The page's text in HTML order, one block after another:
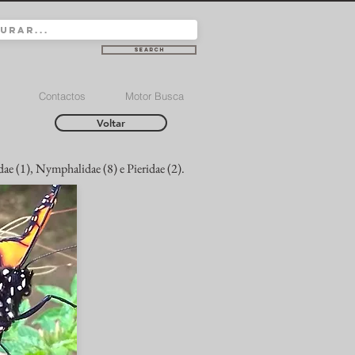
Search
Contactos Motor Busca
Voltar
(1), Nymphalidae (8) e Pieridae (2).